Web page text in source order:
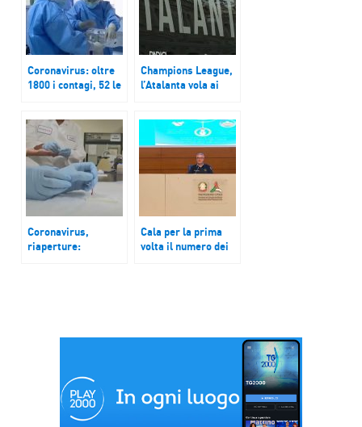
Coronavirus: oltre
1800 i contagi, 52 le
Champions League,
l’Atalanta vola ai
combatte il
coronavirus
Coronavirus,
riaperture:
Cala per la prima
volta il numero dei